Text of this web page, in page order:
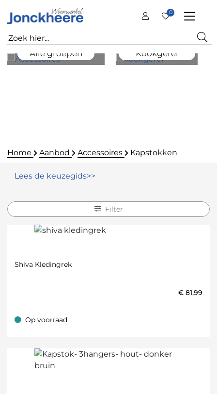
0
Alle groepen Kookgerei
Home Aanbod Accessoires Kapstokken
Lees de keuzegids>>
Filter
Shiva Kledingrek
€ 81,99
Op voorraad
Op voorraad